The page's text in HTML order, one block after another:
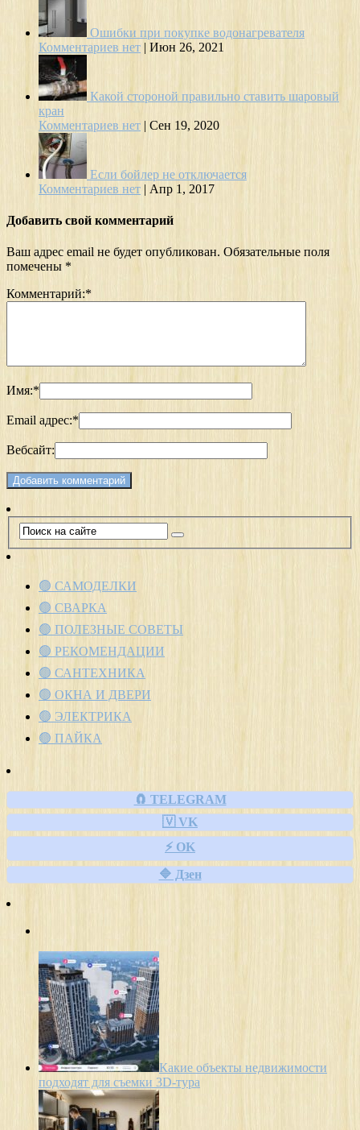
Ошибки при покупке водонагревателя
Комментариев нет | Июн 26, 2021
Какой стороной правильно ставить шаровый
кран
Комментариев нет | Сен 19, 2020
Если бойлер не отключается
Комментариев нет | Апр 1, 2017
Добавить свой комментарий
Ваш адрес email не будет опубликован. Обязательные поля
помечены *
Комментарий:*
Имя:*
Email адрес:*
Вебсайт:
🟢 САМОДЕЛКИ
🟢 СВАРКА
🟢 ПОЛЕЗНЫЕ СОВЕТЫ
🟢 РЕКОМЕНДАЦИИ
🟢 САНТЕХНИКА
🟢 ОКНА И ДВЕРИ
🟢 ЭЛЕКТРИКА
🟢 ПАЙКА
🧲 TELEGRAM
🇻 VK
⚡ OK
🔷 Дзен
Какие объекты недвижимости
подходят для съемки 3D-тура